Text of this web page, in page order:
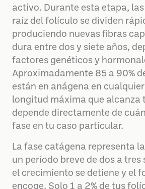
activo. Durante esta etapa,
raíz del folículo se dividen
produciendo nuevas fibras
dura entre dos y siete años,
factores genéticos y
Aproximadamente 85 a 90%
están en anágena en
longitud máxima que alcanza
depende directamente de
fase en tu caso particular.
La fase catágena representa
un período breve de dos a tres
el crecimiento se detiene y el
encoge. Solo 1 a 2% de tus